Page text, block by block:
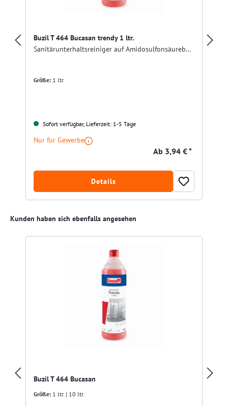
Buzil T 464 Bucasan trendy 1 ltr.
Sanitärunterhaltsreiniger auf Amidosulfonsäurebasis
Größe: 1 ltr.
Sofort verfügbar, Lieferzeit: 1-5 Tage
Nur für Gewerbe
Ab 3,94 € *
Details
Produktgalerie überspringen
Kunden haben sich ebenfalls angesehen
Buzil T 464 Bucasan
Größe: 1 ltr. | 10 ltr.